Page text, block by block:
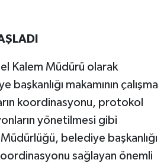
Kalem Müdürü olarak
makamının çalışma
koordinasyonu, protokol
yönetilmesi gibi
belediye başkanlığı
sağlayan önemli